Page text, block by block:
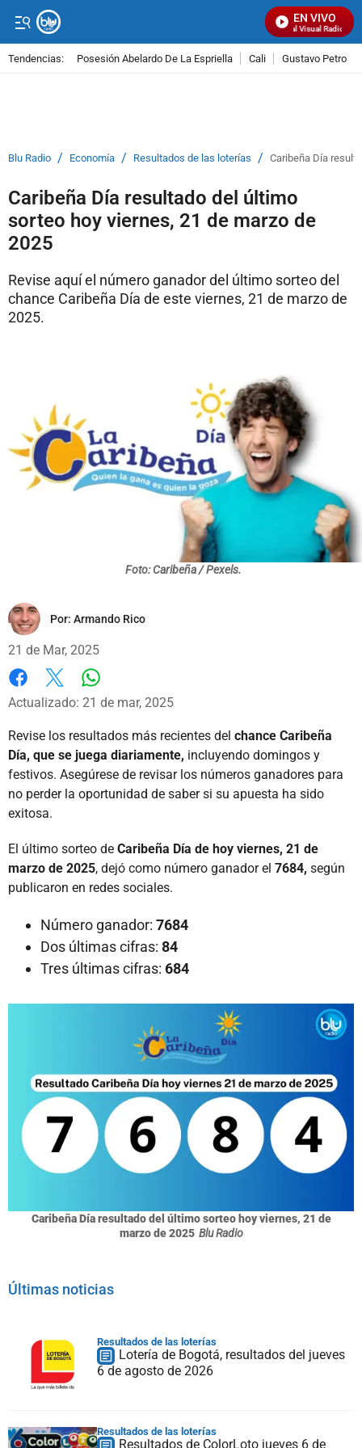
EN VIVO
Señal Visual Radio
Tendencias: Posesión Abelardo De La Espriella Cali Gustavo Petro
Blu Radio / Economía / Resultados de las loterías / Caribeña Día
Caribeña Día resultado del último
sorteo hoy viernes, 21 de marzo de
2025
Revise aquí el número ganador del último sorteo del
chance Caribeña Día de este viernes, 21 de marzo de
2025.
Foto: Caribeña / Pexels.
Por: Armando Rico
21 de Mar, 2025
Facebook
X
Actualizado: 21 de mar, 2025
Revise los resultados más recientes del chance Caribeña
Día, que se juega diariamente, incluyendo domingos y
festivos. Asegúrese de revisar los números ganadores para
no perder la oportunidad de saber si su apuesta ha sido
exitosa.
El último sorteo de Caribeña Día de hoy viernes, 21 de
marzo de 2025, dejó como número ganador el 7684, según
publicaron en redes sociales.
Número ganador: 7684
Dos últimas cifras: 84
Tres últimas cifras: 684
Caribeña Día resultado del último sorteo hoy viernes, 21 de
marzo de 2025 Blu Radio
Últimas noticias
Resultados de las loterías
Lotería de Bogotá, resultados del jueves
6 de agosto de 2026
Resultados de las loterías
Resultados de ColorLoto jueves 6 de